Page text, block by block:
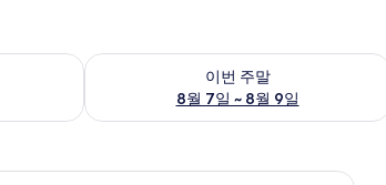
일 ~ 8월 9일
이번 주말
8월 7일 ~ 8월 9일
이번 주말 예약 가능 여부 확인, 8월 7일
스튜디오 한실 | 1 개의 침실, 무료 WiFi